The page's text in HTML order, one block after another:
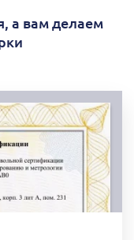
а вам делаем